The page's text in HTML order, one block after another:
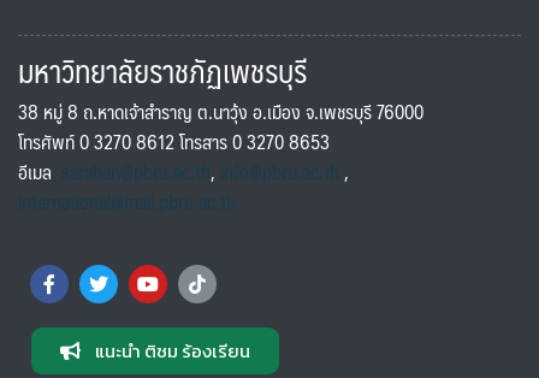
มหาวิทยาลัยราชภัฏเพชรบุรี
38 หมู่ 8 ถ.หาดเจ้าสำราญ ต.นาวุ้ง อ.เมือง จ.เพชรบุรี 76000
โทรศัพท์ 0 3270 8612 โทรสาร 0 3270 8653
อีเมล saraban@pbru.ac.th, info@pbru.ac.th,
international@mail.pbru.ac.th
แนะนำ ติชม ร้องเรียน